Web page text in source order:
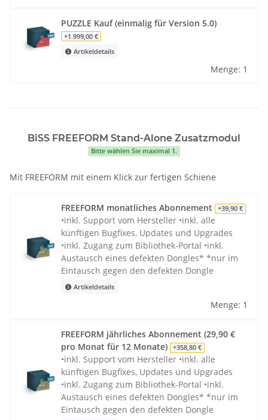
PUZZLE Kauf (einmalig für Version 5.0)
+1.999,00 €
Artikeldetails
Menge: 1
BiSS FREEFORM Stand-Alone Zusatzmodul
Bitte wählen Sie maximal 1.
Mit FREEFORM mit einem Klick zur fertigen Schiene
FREEFORM monatliches Abonnement +39,90 €
•inkl. Support vom Hersteller •inkl. alle
künftigen Bugfixes, Updates und Upgrades
•inkl. Zugang zum Bibliothek-Portal •inkl.
Austausch eines defekten Dongles* *nur im
Eintausch gegen den defekten Dongle
Artikeldetails
Menge: 1
FREEFORM jährliches Abonnement (29,90 €
pro Monat für 12 Monate)
+358,80 €
•inkl. Support vom Hersteller •inkl. alle
künftigen Bugfixes, Updates und Upgrades
•inkl. Zugang zum Bibliothek-Portal •inkl.
Austausch eines defekten Dongles* *nur im
Eintausch gegen den defekten Dongle